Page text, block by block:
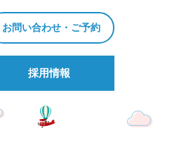
お問い合わせ・ご予約
採⽤情報